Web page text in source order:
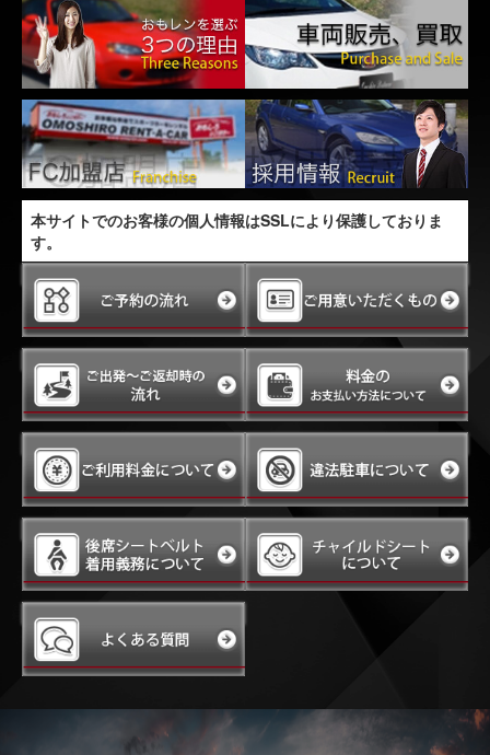
本サイトでのお客様の個人情報はSSLにより保護しておりま
す。